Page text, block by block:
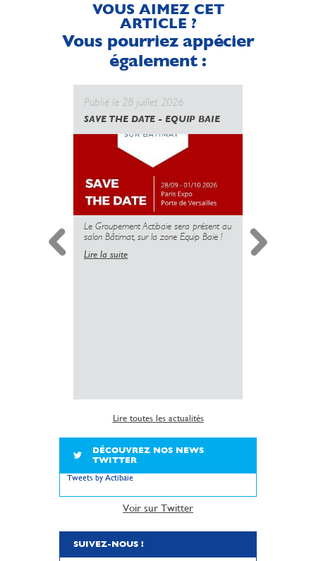
VOUS AIMEZ CET
ARTICLE ?
Vous pourriez appécier
également :
Publié le 28 juillet 2026
SAVE THE DATE - EQUIP BAIE
Le Groupement Actibaie sera présent au
salon Bâtimat, sur la zone Equip Baie !
Lire la suite
Lire toutes les actualités
DÉCOUVREZ NOS NEWS
TWITTER
Tweets by Actibaie
Voir sur Twitter
SUIVEZ-NOUS !